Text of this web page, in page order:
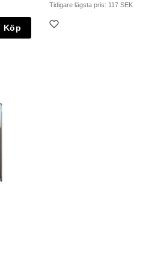
Köp
Tidigare lägsta pris: 117 SEK